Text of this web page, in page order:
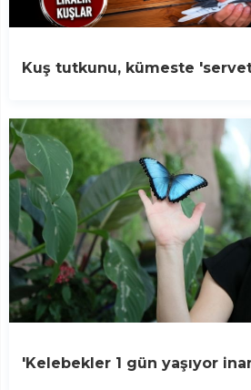
Kuş tutkunu, kümeste
'Kelebekler 1 gün yaşıyor